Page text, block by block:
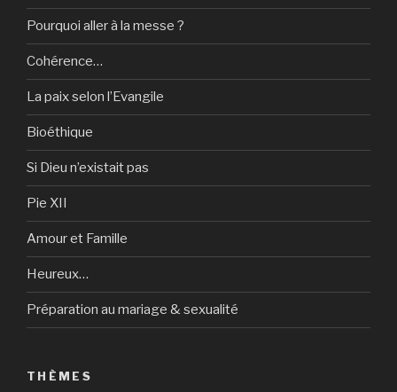
Pourquoi aller à la messe ?
Cohérence…
La paix selon l’Evangile
Bioéthique
Si Dieu n’existait pas
Pie XII
Amour et Famille
Heureux…
Préparation au mariage & sexualité
THÈMES